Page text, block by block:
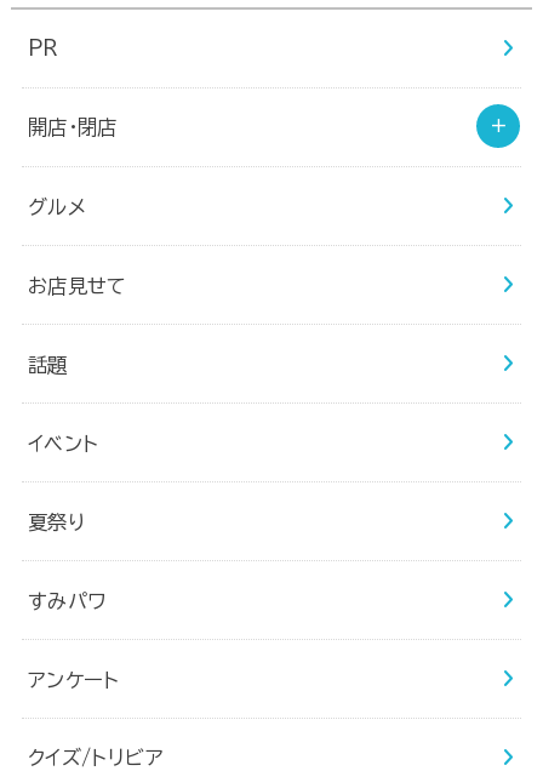
PR
開店・閉店
グルメ
お店見せて
話題
イベント
夏祭り
すみパワ
アンケート
クイズ/トリビア